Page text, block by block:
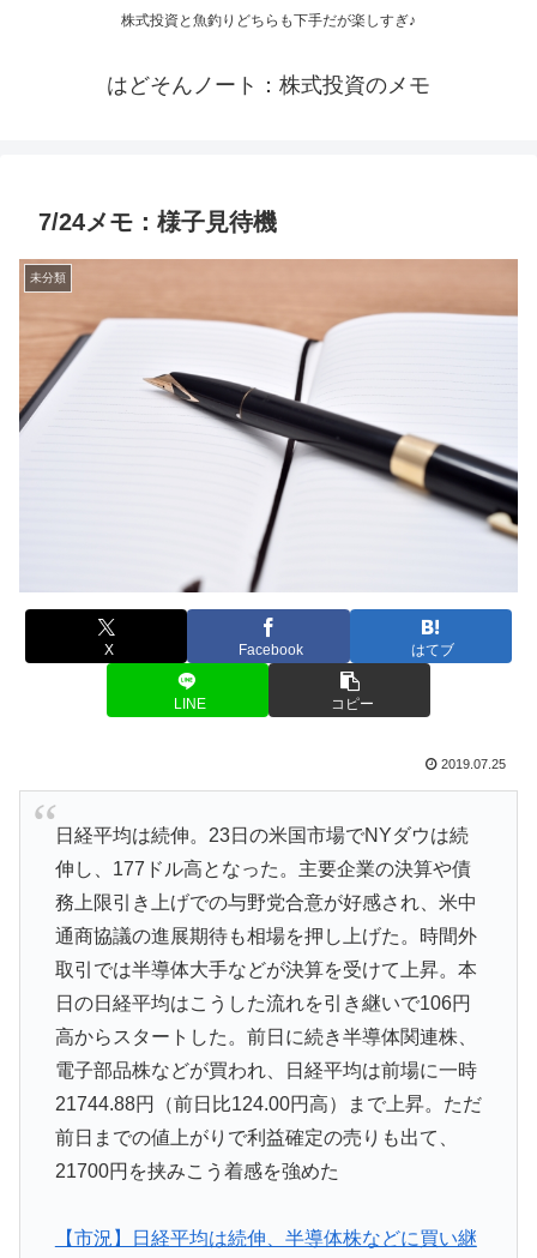
株式投資と魚釣りどちらも下手だが楽しすぎ♪
はどそんノート：株式投資のメモ
7/24メモ：様子見待機
未分類
X Facebook はてブ
LINE コピー
2019.07.25
日経平均は続伸。23日の米国市場でNYダウは続
伸し、177ドル高となった。主要企業の決算や債
務上限引き上げでの与野党合意が好感され、米中
通商協議の進展期待も相場を押し上げた。時間外
取引では半導体大手などが決算を受けて上昇。本
日の日経平均はこうした流れを引き継いで106円
高からスタートした。前日に続き半導体関連株、
電子部品株などが買われ、日経平均は前場に一時
21744.88円（前日比124.00円高）まで上昇。ただ
前日までの値上がりで利益確定の売りも出て、
21700円を挟みこう着感を強めた
【市況】日経平均は続伸、半導体株などに買い継